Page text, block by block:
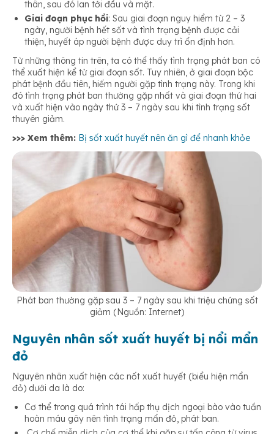
thân, sau đó lan tới đầu và mặt.
Giai đoạn phục hồi: Sau giai đoạn nguy hiểm từ 2 – 3
ngày, người bệnh hết sốt và tình trạng bệnh được cải
thiện, huyết áp người bệnh được duy trì ổn định hơn.
Từ những thông tin trên, ta có thể thấy tình trạng phát ban có
thể xuất hiện kể từ giai đoạn sốt. Tuy nhiên, ở giai đoạn bộc
phát bệnh đầu tiên, hiếm người gặp tình trạng này. Trong khi
đó tình trạng phát ban thường gặp nhất và giai đoạn thứ hai
và xuất hiện vào ngày thứ 3 – 7 ngày sau khi tình trạng sốt
thuyên giảm.
>>> Xem thêm: Bị sốt xuất huyết nên ăn gì để nhanh khỏe
Phát ban thường gặp sau 3 – 7 ngày sau khi triệu chứng sốt
giảm (Nguồn: Internet)
Nguyên nhân sốt xuất huyết bị nổi mẩn
đỏ
Nguyên nhân xuất hiện các nốt xuất huyết (biểu hiện mẩn
đỏ) dưới da là do:
Cơ thể trong quá trình tái hấp thụ dịch ngoại bào vào tuần
hoàn máu gây nên tình trạng mẩn đỏ, phát ban.